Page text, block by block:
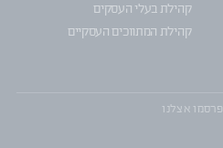
קהילת בעלי העסקים
קהילת המתווכים העסקיים
פרסמו אצלנו